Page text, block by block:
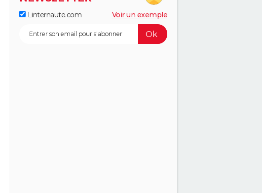
Linternaute.com Voir un exemple